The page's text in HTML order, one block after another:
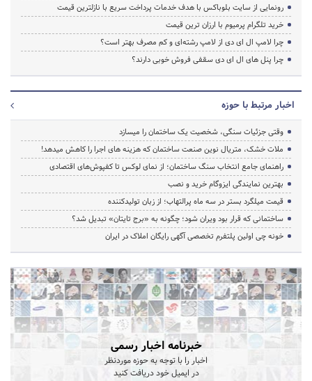
رونمایی از سایت بلوباکس با هدف خدمات پرداخت سریع با نازلترین قیمت
خرید تلگرام پرمیوم با ارزان ترین قیمت
چرا لامپ ال ای دی از لامپ رشته‌ای و کم مصرف بهتر است؟
چرا پنل های ال ای دی سقفی فروش خوبی دارند؟
اخبار مرتبط با حوزه
وقتی جزئیات سنگی، شخصیت یک ساختمان را میسازد
ملات خشک، متریال نوین صنعت ساختمان که هزینه‌ های اجرا را کاهش میدهد!
راهنمای جامع انتخاب سنگ ساختمان؛ از نمای لوکس تا کفپوش‌های اقتصادی
بهترین نمایندگی ایزوگام خرید و نصب
قیمت میلگرد بستر در سه ماه پرالتهاب؛ از زبان تولیدکننده
ساختمانی که قرار بود ویران شود؛ چگونه به «برج تایتان» تبدیل شد؟
خونه چی اولین پلتفرم تخصصی آگهی رایگان املاک در ایران
خبرنامه اخبار رسمی
اخبار را با توجه به حوزه موردنظر
در ایمیل خود دریافت کنید